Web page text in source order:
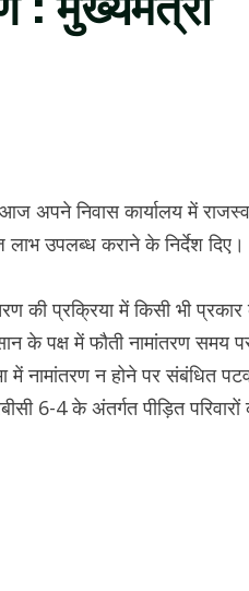
अपने निवास कार्यालय में
उपलब्ध कराने के निर्देश दिए।
की प्रक्रिया में किसी भी
के पक्ष में फौती नामांतरण
नामांतरण न होने पर संबंधित
6-4 के अंतर्गत पीड़ित